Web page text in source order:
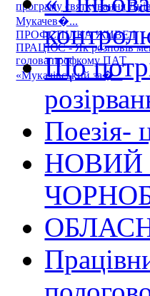
програму святкування Днів
Мукачев�...
ПРОФСПІЛКА ЖИВЕ І
ПРАЦЮЄ - Як розповів
голова профкому ПАТ
«Мукачівський за�...
Що
Поезія-
НОВИЙ